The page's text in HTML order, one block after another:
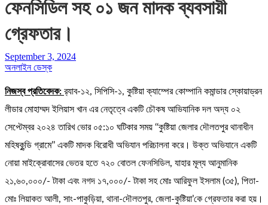
ফেনসিডিল সহ ০১ জন মাদক ব্যবসায়ী
গ্রেফতার।
September 3, 2024
অনলাইন ডেস্ক
নিজস্ব প্রতিবেদক: র‌্যাব-১২, সিপিসি-১, কুষ্টিয়া ক্যাম্পের কোম্পানি কমান্ডার স্কোয়াড্রন
লীডার মোহাম্মদ ইলিয়াস খান এর নেতৃত্বে একটি চৌকষ আভিযানিক দল অদ্য ০২
সেপ্টেম্বর ২০২৪ তারিখ ভোর ০৫:১০ ঘটিকার সময় ‘‘কুষ্টিয়া জেলার দৌলতপুর থানাধীন
মহিষকুন্ডি গ্রামে’’ একটি মাদক বিরোধী অভিযান পরিচালনা করে। উক্ত অভিযানে একটি
নোয়া মাইক্রোবাসের ভেতর হতে ৭২০ বোতল ফেনসিডিল, যাহার মূল্য আনুমানিক
২১,৬০,০০০/- টাকা এবং নগদ ১৭,০০০/- টাকা সহ মোঃ আরিফুল ইসলাম (৩৫), পিতা-
মোঃ লিয়াকত আলী, সাং-পাকুড়িয়া, থানা-দৌলতপুর, জেলা-কুষ্টিয়া’কে গ্রেফতার করা হয়।